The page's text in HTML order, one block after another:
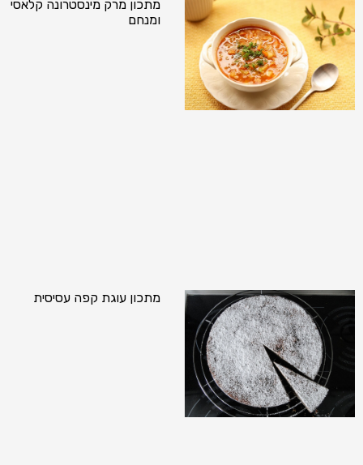
מתכון מרק מינסטרונה קלאסי
ומנחם
מתכון עוגת קפה עסיסית